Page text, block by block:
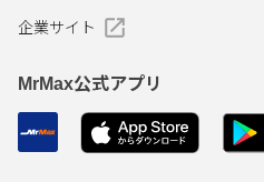
企業サイト
MrMax公式アプリ